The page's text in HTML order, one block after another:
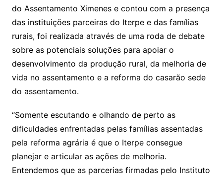
do Assentamento Ximenes e contou com a presença
das instituições parceiras do Iterpe e das famílias
rurais, foi realizada através de uma roda de debate
sobre as potenciais soluções para apoiar o
desenvolvimento da produção rural, da melhoria de
vida no assentamento e a reforma do casarão sede
do assentamento.
“Somente escutando e olhando de perto as
dificuldades enfrentadas pelas famílias assentadas
pela reforma agrária é que o Iterpe consegue
planejar e articular as ações de melhoria.
Entendemos que as parcerias firmadas pelo Instituto